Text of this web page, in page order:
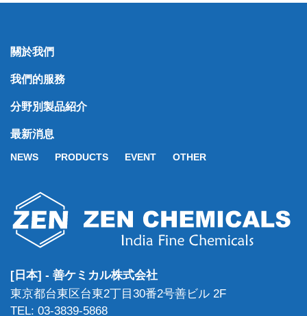
關於我們
我們的服務
分野別製品紹介
最新消息
NEWS PRODUCTS EVENT OTHER
[日本] - 善ケミカル株式会社
東京都台東区台東2丁目30番2号善ビル 2F
TEL: 03-3839-5868